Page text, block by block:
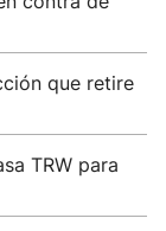
que retire
TRW para